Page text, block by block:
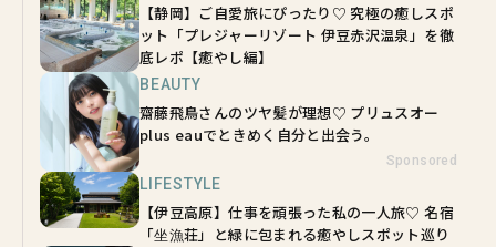
【静岡】ご自愛旅にぴったり♡ 究極の癒しスポ
ット「プレジャーリゾート 伊豆赤沢温泉」を徹
底レポ【癒やし編】
BEAUTY
齋藤飛鳥さんのツヤ髪が理想♡ プリュスオー
plus eauでときめく自分と出会う。
Sponsored
LIFESTYLE
【伊豆高原】仕事を頑張った私の一人旅♡ 名宿
「坐漁荘」と緑に包まれる癒やしスポット巡り